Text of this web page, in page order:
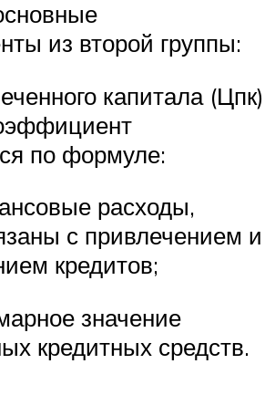
из второй группы:
капитала (Цпк)
по формуле:
расходы,
с привлечением и
кредитов;
значение
кредитных средств.